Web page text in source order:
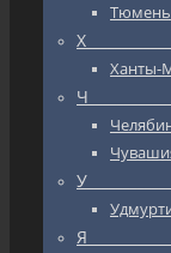
Тюмень
Ханты-